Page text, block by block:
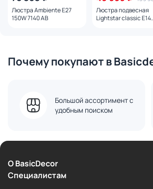
Люстра Ambiente E27
150W 7140 AB
Люстра подвесная
Lightstar classic E14
Почему покупают в
Большой ассортимент с
удобным поиском
О BasicDecor
Cпециалистам